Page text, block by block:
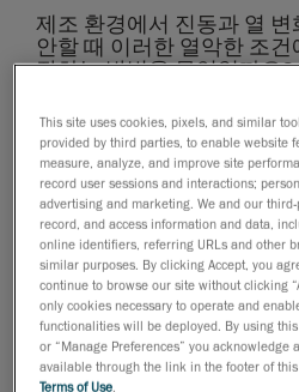
제조 환경에서 진동과 열
안할 때 이러한 열악한 조
장하는 방법을 무엇일까요?
산업 철강 건설 현장에서 측정
환경에 적응할 수 있는 유연한
정 장비를 진동이나 변동을 흡
착하는 방식은 바람직하지 않
을 미칠 수 있기 때문입니다.
을 측정하기 위해서는 측정 도
니다.
임펠러 터빈과 개별 부품의 직
다는 점을 생각할 때 이러한 대
정확도를 보장할 수 있는 방법
This site uses cookies, pixels, and similar
provided by third parties, to enable website
measure, analyze, and improve site
record user sessions and interactions;
advertising and marketing. We and our
record, and access information and data,
online identifiers, referring URLs and other
similar purposes. By clicking Accept, you
continue to browse our site without clicking
only cookies necessary to operate and
functionalities will be deployed. By using this
or “Manage Preferences” you acknowledge
available through the link in the footer of
Terms of Use